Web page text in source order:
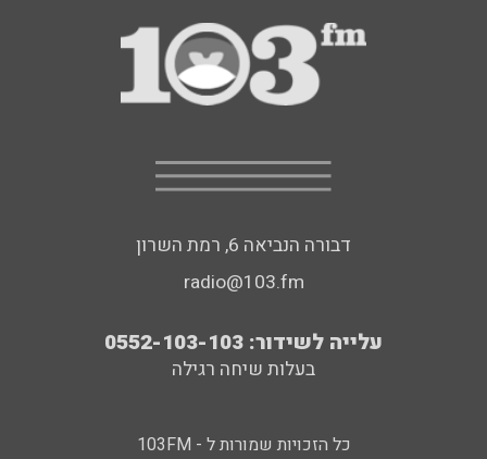
דבורה הנביאה 6, רמת השרון
radio@103.fm
עלייה לשידור: 0552-103-103
בעלות שיחה רגילה
כל הזכויות שמורות ל - 103FM